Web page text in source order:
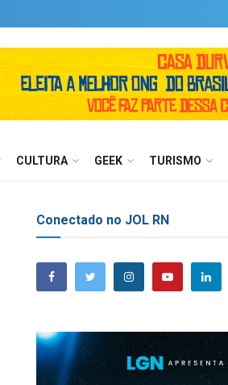
CULTURA GEEK TURISMO
Conectado no JOL RN